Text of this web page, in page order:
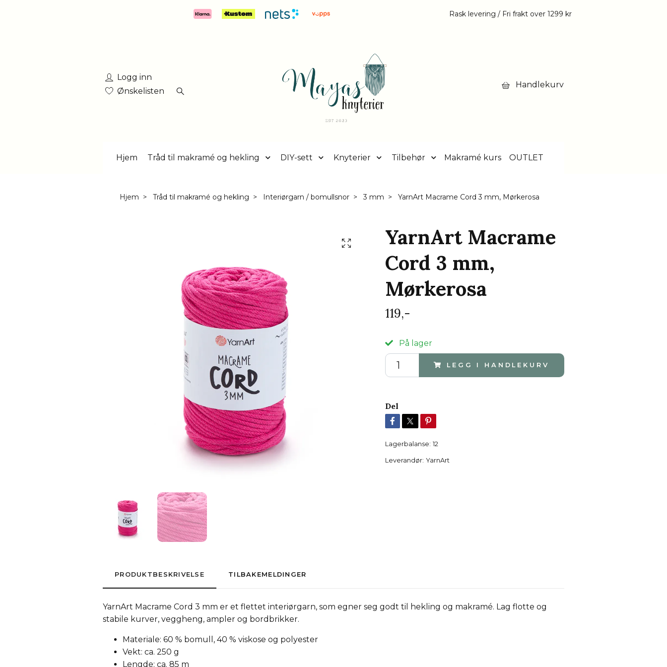
Rask levering / Fri frakt over 1299 kr
Logg inn
Ønskelisten
Handlekurv
Hjem Tråd til makramé og hekling DIY-sett Knyterier Tilbehør Makramé kurs OUTLET
Hjem Tråd til makramé og hekling Interiørgarn / bomullsnor 3 mm YarnArt Macrame Cord 3 mm, Mørkerosa
YarnArt Macrame
Cord 3 mm,
Mørkerosa
119,-
På lager
LEGG I HANDLEKURV
Del
Lagerbalanse: 12
Leverandør: YarnArt
PRODUKTBESKRIVELSE TILBAKEMELDINGER
YarnArt Macrame Cord 3 mm er et flettet interiørgarn, som egner seg godt til hekling og makramé. Lag flotte og
stabile kurver, veggheng, ampler og bordbrikker.
Materiale: 60 % bomull, 40 % viskose og polyester
Vekt: ca. 250 g
Lengde: ca. 85 m